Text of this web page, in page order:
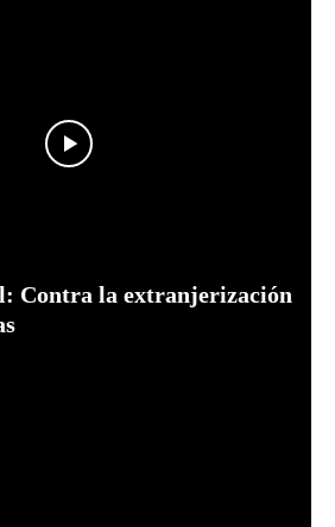
Contra la extranjerización